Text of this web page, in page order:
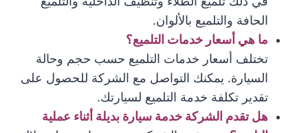
الحافة والتلميع بالألوان.
ما هي أسعار خدمات التلميع؟
تختلف أسعار خدمات التلميع حسب حجم وحالة
السيارة. يمكنك التواصل مع الشركة للحصول على
تقدير تكلفة خدمة التلميع لسيارتك.
هل تقدم الشركة خدمة سيارة بديلة أثناء عملية